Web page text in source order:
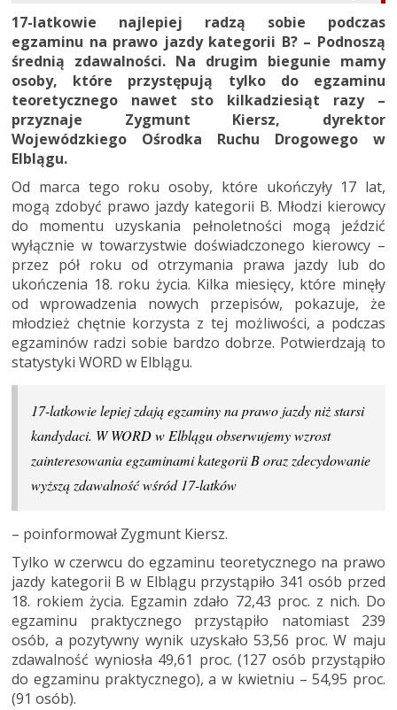
17-latkowie najlepiej radzą sobie podczas
egzaminu na prawo jazdy kategorii B? – Podnoszą
średnią zdawalności. Na drugim biegunie mamy
osoby, które przystępują tylko do egzaminu
teoretycznego nawet sto kilkadziesiąt razy –
przyznaje Zygmunt Kiersz, dyrektor
Wojewódzkiego Ośrodka Ruchu Drogowego w
Elblągu.
Od marca tego roku osoby, które ukończyły 17 lat,
mogą zdobyć prawo jazdy kategorii B. Młodzi kierowcy
do momentu uzyskania pełnoletności mogą jeździć
wyłącznie w towarzystwie doświadczonego kierowcy –
przez pół roku od otrzymania prawa jazdy lub do
ukończenia 18. roku życia. Kilka miesięcy, które minęły
od wprowadzenia nowych przepisów, pokazuje, że
młodzież chętnie korzysta z tej możliwości, a podczas
egzaminów radzi sobie bardzo dobrze. Potwierdzają to
statystyki WORD w Elblągu.
17-latkowie lepiej zdają egzaminy na prawo jazdy niż starsi
kandydaci. W WORD w Elblągu obserwujemy wzrost
zainteresowania egzaminami kategorii B oraz zdecydowanie
wyższą zdawalność wśród 17-latków
– poinformował Zygmunt Kiersz.
Tylko w czerwcu do egzaminu teoretycznego na prawo
jazdy kategorii B w Elblągu przystąpiło 341 osób przed
18. rokiem życia. Egzamin zdało 72,43 proc. z nich. Do
egzaminu praktycznego przystąpiło natomiast 239
osób, a pozytywny wynik uzyskało 53,56 proc. W maju
zdawalność wyniosła 49,61 proc. (127 osób przystąpiło
do egzaminu praktycznego), a w kwietniu – 54,95 proc.
(91 osób).